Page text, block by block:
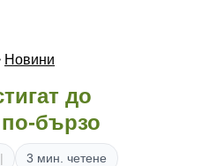
Новини
до
бързо
3 мин. четене